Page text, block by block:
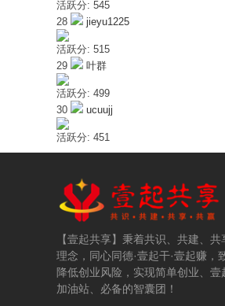
建
活跃分: 545
28
jieyu1225
活跃分: 515
29
叶群
活跃分: 499
30
ucuujj
活跃分: 451
【壹起共享】秉着共识、共建、
理念，同心同德·壹起干·壹起赚，
降低创业风险，实现简单创业、
加油站、必备的智囊团！